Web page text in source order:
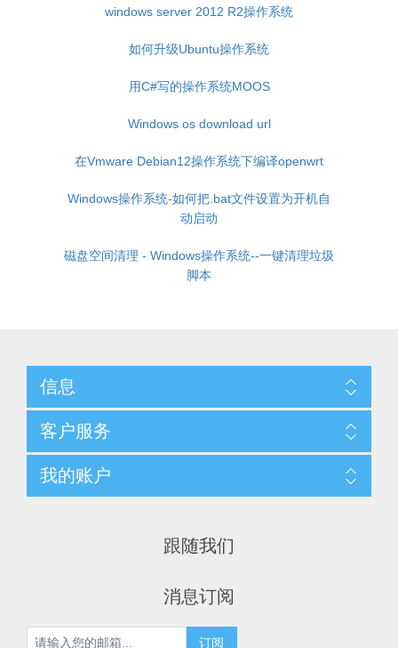
windows server 2012 R2操作系统
如何升级Ubuntu操作系统
用C#写的操作系统MOOS
Windows os download url
在Vmware Debian12操作系统下编译openwrt
Windows操作系统-如何把.bat文件设置为开机自
动启动
磁盘空间清理 - Windows操作系统--一键清理垃圾
脚本
信息
客户服务
我的账户
跟随我们
消息订阅